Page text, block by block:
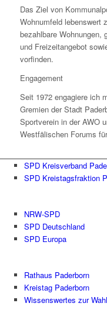
Das Ziel von
Wohnumfeld lebenswert
bezahlbare Wohnungen,
und Freizeitangebot
vorfinden.
Engagement
Seit 1972 engagiere ich
Gremien der Stadt
Sportverein in der AWO
Westfälischen Forums
SPD Kreisverband
SPD Kreistagsfraktion
NRW-SPD
SPD Deutschland
SPD Europa
Rathaus Paderborn
Kreistag Paderborn
Wissenswertes zur Wahl